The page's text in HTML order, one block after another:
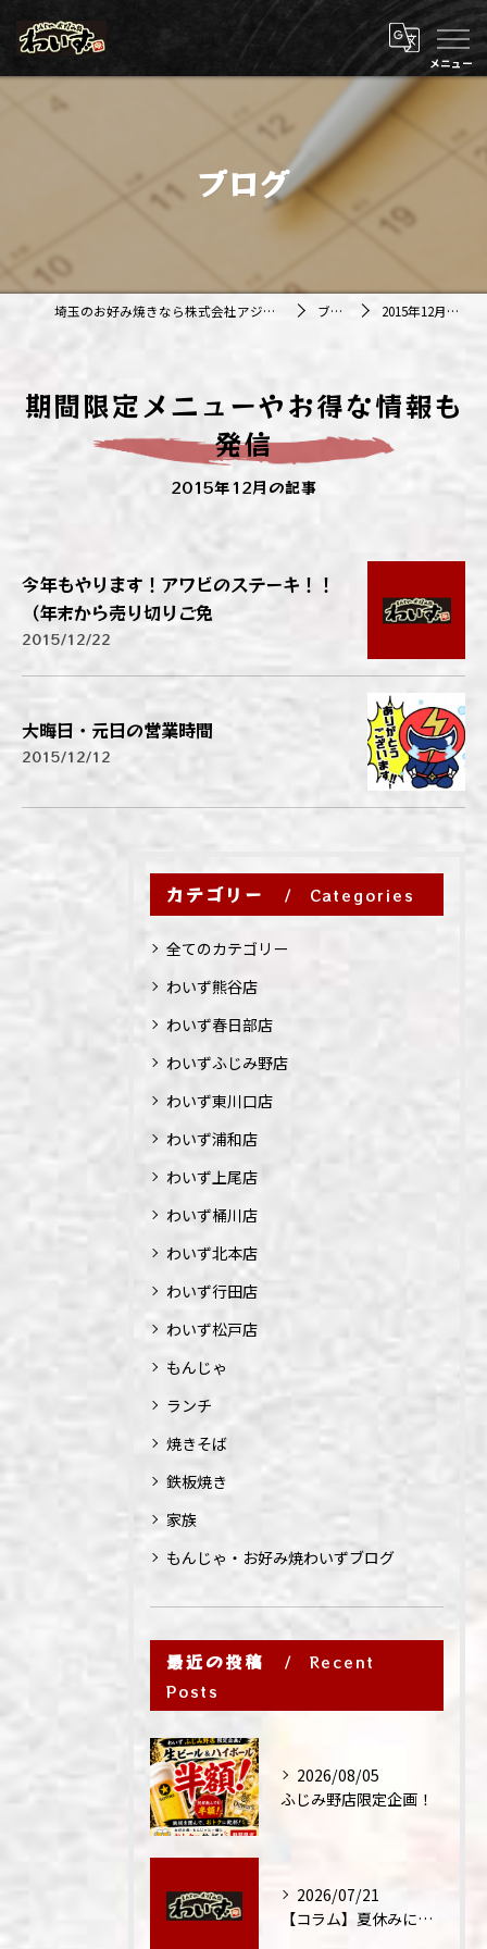
ブログ
埼玉のお好み焼きなら株式会社アジルカンパニー ブログ 2015年12月の記事
期間限定メニューやお得な情報も
発信
2015年12月の記事
今年もやります！アワビのステーキ！！
（年末から売り切りご免
2015/12/22
大晦日・元日の営業時間
2015/12/12
カテゴリー Categories
全てのカテゴリー
わいず熊谷店
わいず春日部店
わいずふじみ野店
わいず東川口店
わいず浦和店
わいず上尾店
わいず桶川店
わいず北本店
わいず行田店
わいず松戸店
もんじゃ
ランチ
焼きそば
鉄板焼き
家族
もんじゃ・お好み焼わいずブログ
最近の投稿
Recent
Posts
2026/08/05
ふじみ野店限定企画！
2026/07/21
【コラム】夏休みに家族外食が増える理由